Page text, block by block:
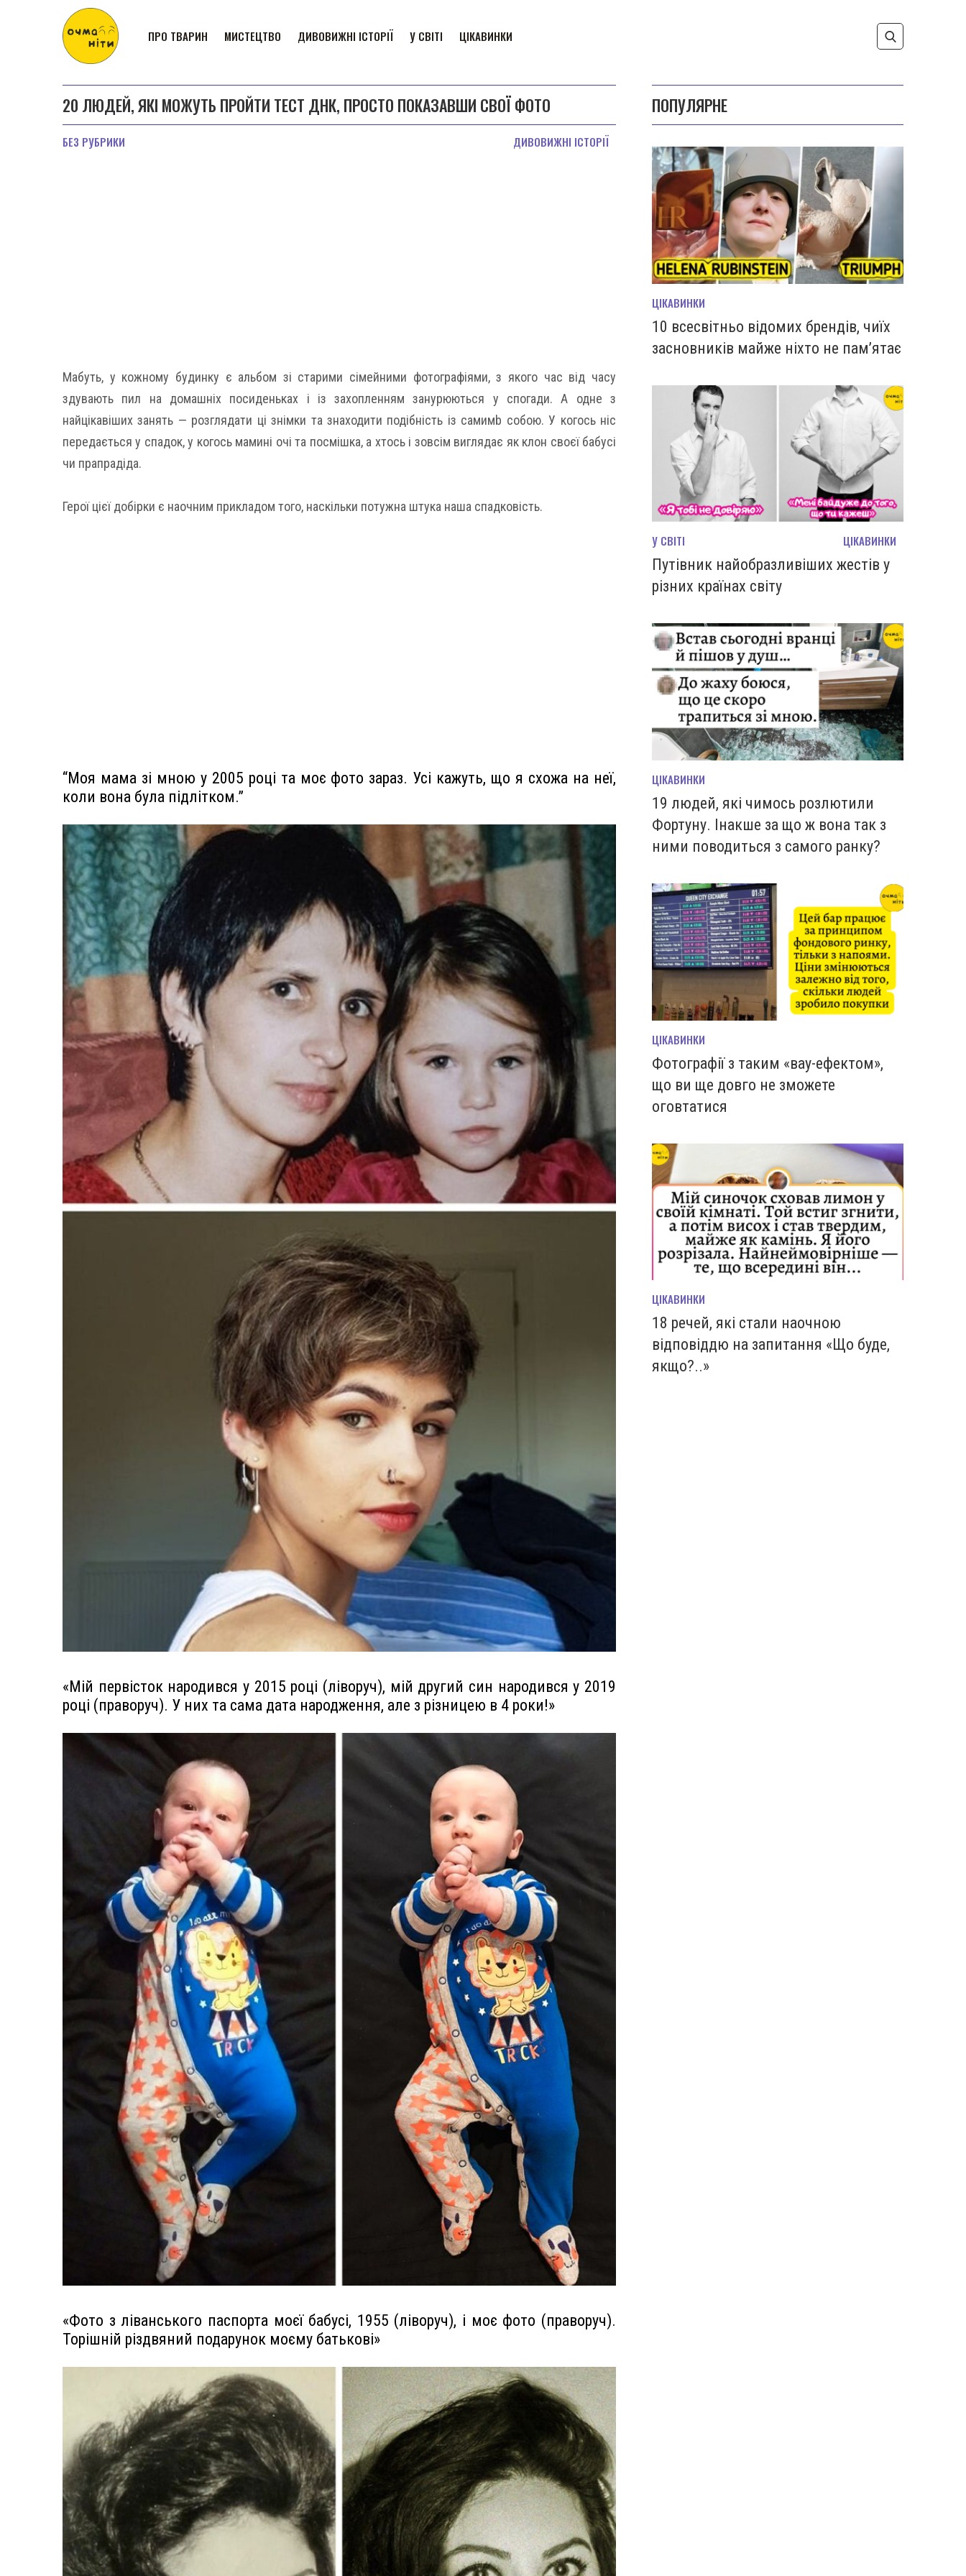
ПРО ТВАРИН МИСТЕЦТВО ДИВОВИЖНІ ІСТОРІЇ У СВІТІ ЦІКАВИНКИ
20 ЛЮДЕЙ, ЯКІ МОЖУТЬ ПРОЙТИ ТЕСТ ДНК, ПРОСТО ПОКАЗАВШИ СВОЇ ФОТО
БЕЗ РУБРИКИ ДИВОВИЖНІ ІСТОРІЇ
Мабуть, у кожному будинку є альбом зі старими сімейними фотографіями, з якого час від часу
здувають пил на домашніх посиденьках і із захопленням занурюються у спогади. А одне з
найцікавіших занять — розглядати ці знімки та знаходити подібність із самимb собою. У когось ніс
передається у спадок, у когось мамині очі та посмішка, а хтось і зовсім виглядає як клон своєї бабусі
чи прапрадіда.
Герої цієї добірки є наочним прикладом того, наскільки потужна штука наша спадковість.
“Моя мама зі мною у 2005 році та моє фото зараз. Усі кажуть, що я схожа на неї,
коли вона була підлітком.”
«Мій первісток народився у 2015 році (ліворуч), мій другий син народився у 2019
році (праворуч). У них та сама дата народження, але з різницею в 4 роки!»
«Фото з ліванського паспорта моєї бабусі, 1955 (ліворуч), і моє фото (праворуч).
Торішній різдвяний подарунок моєму батькові»
ПОПУЛЯРНЕ
ЦІКАВИНКИ
10 всесвітньо відомих брендів, чиїх
засновників майже ніхто не пам’ятає
У СВІТІ ЦІКАВИНКИ
Путівник найобразливіших жестів у
різних країнах світу
ЦІКАВИНКИ
19 людей, які чимось розлютили
Фортуну. Інакше за що ж вона так з
ними поводиться з самого ранку?
ЦІКАВИНКИ
Фотографії з таким «вау-ефектом»,
що ви ще довго не зможете
оговтатися
ЦІКАВИНКИ
18 речей, які стали наочною
відповіддю на запитання «Що буде,
якщо?..»